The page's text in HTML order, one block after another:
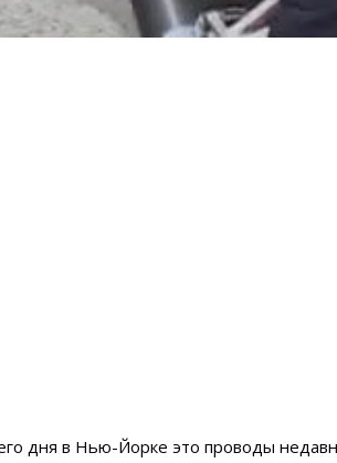
дня в Нью-Йорке это проводы